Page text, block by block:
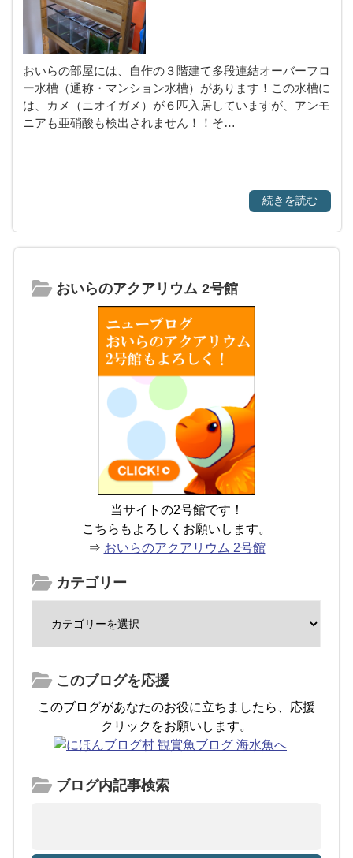
おいらの部屋には、自作の３階建て多段連結オーバーフロ
ー水槽（通称・マンション水槽）があります！この水槽に
は、カメ（ニオイガメ）が６匹入居していますが、アンモ
ニアも亜硝酸も検出されません！！そ…
続きを読む
おいらのアクアリウム 2号館
当サイトの2号館です！
こちらもよろしくお願いします。
⇒ おいらのアクアリウム 2号館
カテゴリー
このブログを応援
このブログがあなたのお役に立ちましたら、応援
クリックをお願いします。
ブログ内記事検索